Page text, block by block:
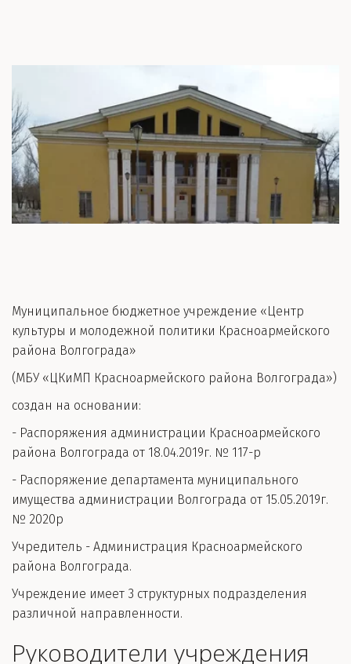
Муниципальное бюджетное учреждение «Центр
культуры и молодежной политики Красноармейского
района Волгограда»
(МБУ «ЦКиМП Красноармейского района Волгограда»)
создан на основании:
- Распоряжения администрации Красноармейского
района Волгограда от 18.04.2019г. № 117-р
- Распоряжение департамента муниципального
имущества администрации Волгограда от 15.05.2019г.
№ 2020р
Учредитель - Администрация Красноармейского
района Волгограда.
Учреждение имеет 3 структурных подразделения
различной направленности.
Руководители учреждения